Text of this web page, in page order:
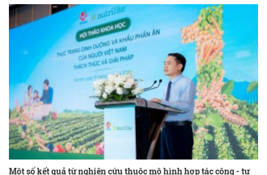
Một số kết quả từ nghiên cứu thuộc mô hình hợp tác công - tư